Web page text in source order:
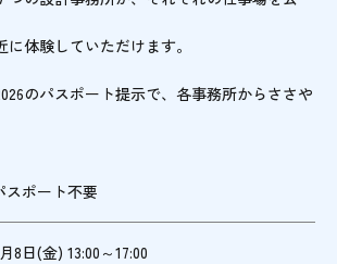
体験していただけます。
のパスポート提示で、各事務所からささや
スポート不要
8日(金) 13:00～17:00